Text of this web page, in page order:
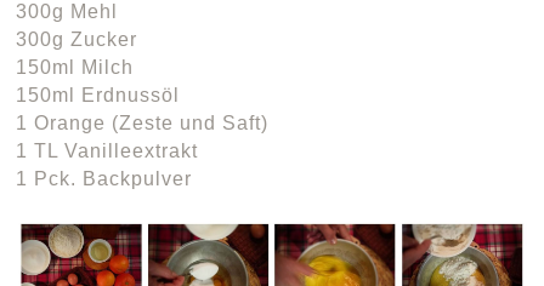
300g Mehl
300g Zucker
150ml Milch
150ml Erdnussöl
1 Orange (Zeste und Saft)
1 TL Vanilleextrakt
1 Pck. Backpulver